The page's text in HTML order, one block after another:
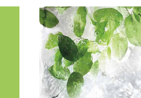
«Хочу поделиться